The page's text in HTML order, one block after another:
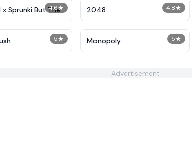
4.6★
x Sprunki But They
4.8★
2048
5★ 5★
Monopoly
Advertisement